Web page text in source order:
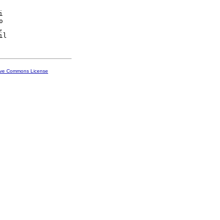
,
Commons License